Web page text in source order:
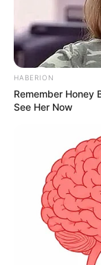
HABERION
Remember Honey
See Her Now